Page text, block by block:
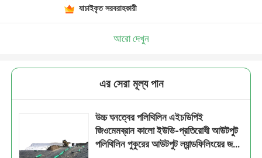
যাচাইকৃত সরবরাহকারী
আরো দেখুন
এর সেরা মূল্য পান
উচ্চ ঘনত্বের পলিথিলিন এইচডিপিই
জিওমেমব্রান কালো ইউভি-প্রতিরোধী আউটপুট
পলিথিলিন পুকুরের আউটপুট ল্যান্ডফিলিংয়ের জন্য